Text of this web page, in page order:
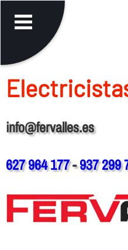
info@fervalles.es
627 964 177-937 299